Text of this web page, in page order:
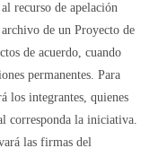
recurso de apelación
de un Proyecto de
de acuerdo, cuando
permanentes. Para
los integrantes, quienes
corresponda la iniciativa.
las firmas del